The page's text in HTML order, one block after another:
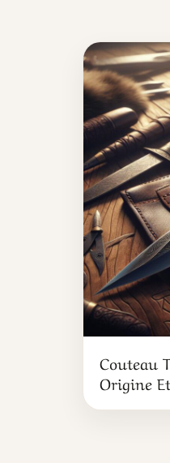
Couteau
Origine